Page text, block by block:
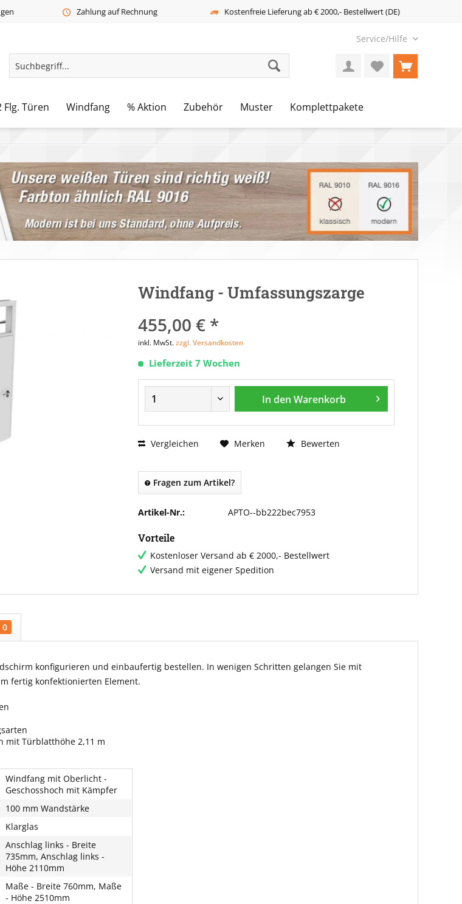
Zahlung auf Rechnung Kostenfreie Lieferung ab € 2000,- Bestellwert (DE)
Service/Hilfe
Flg. Türen Windfang % Aktion Zubehör Muster Komplettpakete
Windfang - Umfassungszarge
455,00 € *
inkl. MwSt.zzgl. Versandkosten
Lieferzeit 7 Wochen
In den Warenkorb
Vergleichen Merken Bewerten
Fragen zum Artikel?
Artikel-Nr.: APTO--bb222bec7953
Vorteile
Kostenloser Versand ab € 2000,- Bestellwert
Versand mit eigener Spedition
0
konfigurieren und einbaufertig bestellen. In wenigen Schritten gelangen Sie mit
fertig konfektionierten Element.
mit Türblatthöhe 2,11 m
Windfang mit Oberlicht -
Geschosshoch mit Kämpfer
100 mm Wandstärke
Klarglas
Anschlag links - Breite
735mm, Anschlag links -
Höhe 2110mm
Maße - Breite 760mm, Maße
- Höhe 2510mm